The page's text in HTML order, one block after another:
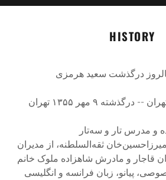
HISTORY
و مدرس تار و سه‌تار
ثقه‌السلطنه، از مدیران
قاجار و مادرش شاهزاده ملوک خانم
پیانو، زبان فرانسه و انگلیسی